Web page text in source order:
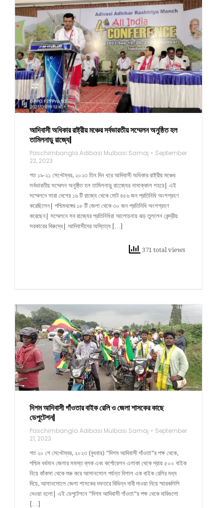
আদিবাসী অধিকার রাষ্ট্রীয় মঞ্চের সর্বভারতীয় সম্মেলন অনুষ্ঠিত হল
তামিলনাড়ু রাজ্যে|
Paschimbangla Adibasi Mulbasi Samaj
September
22, 2023
গত ১৯-২১ সেপ্টেম্বর, ২০২৩ তিন দিন ধরে আদিবাসী অধিকার রাষ্ট্রীয় মঞ্চের
সর্বভারতীয় সম্মেলন অনুষ্ঠিত হল তামিলনাড়ু রাজ্যেের নামাক্কাল শহরে| এই
সম্মেলনে সারা দেশের ১৬ টি রাজ্যে থেকে মোট ৪৫৬ জন প্রতিনিধি অংশগ্রহণ
করেছিলেন| পশ্চিমবঙ্গের ১৮ টি জেলা থেকে ৩০ জন প্রতিনিধি অংশগ্রহণ
করেছেন| সম্মেলনে সব রাজ্যের প্রতিনিধিরা আলোচনায় ঝড় তুললেন কেন্দ্রীয়
সরকারের বিরুদ্ধে| আদিবাসীদের অস্তিত্ব […]
371 total views
দিশম আদিবাসী গাঁওতার বাইক রেলি ও জেলা শাসকের কাছে
ডেপুটেশন|
Paschimbangla Adibasi Mulbasi Samaj
September
21, 2023
গত ২০ শে সেপ্টেম্বর, ২০২৩ (বুধবার) “দিশম আদিবাসী গাঁওতা”র পক্ষ থেকে,
পশ্চিম বর্ধমান জেলার সমস্ত ব্লক এবং কর্পোরেশন এলাকা থেকে প্রায় ৫০০ বাইক
নিয়ে কাঁকসা থেকে শুরু করে আসানসোল পর্যন্ত বিশাল এক বাইক রেলির মধ্য
দিয়ে, আসানসোলে জেলা শাসকের দফতরে বিভিন্ন দাবী দাওয়া নিয়ে স্মারকলিপি
দেওয়া হলো| এই ডেপুটেশনে “দিশম আদিবাসী গাঁওতা”র পক্ষ থেকে দাবিগুলো
[…]